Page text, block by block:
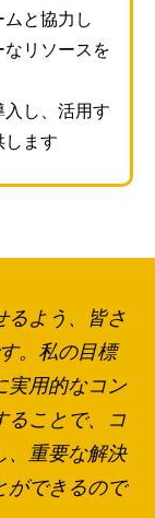
と協力し
リソースを
し、活用す
します
るよう、皆さ
。私の目標
実用的なコン
ることで、コ
、重要な解決
ができるので